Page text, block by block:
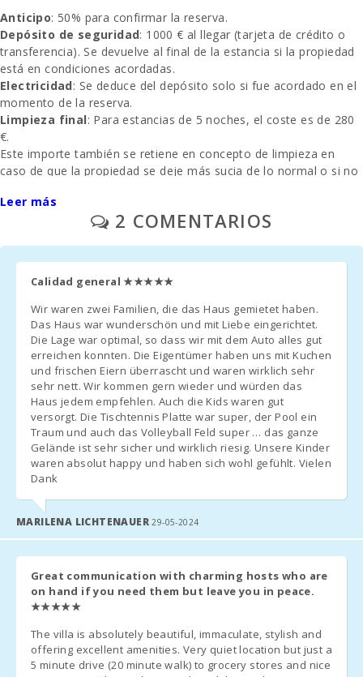
Playa de
Alcudia (km):
Cala Anguila
(km):
Playa Cala
Esmeralda
Playa Cala
Gran (km):
Playa Cala Sa
Nau (km):
Mondragó
(km):
Playa Cala
Tropicana
(km):
Playa Porto
Novo (km):
Playa Cala
Murada (km):
Playa S´Arenal
Porto Colom
(km):
Playa Cala
Brafi (km):
Playa Cala
Marsal (km):
Anticipo: 50% para confirmar la reserva.
Depósito de seguridad: 1000 € al llegar (tarjeta de crédito o
transferencia). Se devuelve al final de la estancia si la propiedad
está en condiciones acordadas.
Electricidad: Se deduce del depósito solo si fue acordado en el
momento de la reserva.
Limpieza final: Para estancias de 5 noches, el coste es de 280
€.
Este importe también se retiene en concepto de limpieza en
caso de que la propiedad se deje más sucia de lo normal o si no
casos, se descontará el coste correspondiente al trabajo
adicional de limpieza y gestión de residuos, y el importe restante
SERVICIOS Y EXTRAS
Aparcamiento : Disponible al aire libre o en garaje, sin reserva.
Cuna y silla alta: Incluidas sin coste (previa solicitud).
Segunda cuna: 20 € por día.
Cama extra: 38 € por día (disponible solo si se acordó antes).
Comisión por gestión son 6,3%.
INSTRUCCIONES DE LLEGADA
Confirmar horario de llegada : Contactar con la agencia antes
de la llegada para organizar la recogida de llaves.
Llaves en caja de seguridad si es posible, y cualquier pago
pendiente se abona al día siguiente.
Si no hay caja de seguridad, organizar llegada con la agencia;
se aplica un cargo adicional por llegada tardía.
Llegada después de las 23:00: Suplemento de 50 €.
Temporada baja : Horarios de entrada y salida flexibles;
contactar con la agencia.
IMPUESTO TURÍSTICO (ECOTASA)
Leer más
2 COMENTARIOS
Calidad general★★★★★
Wir waren zwei Familien, die das Haus gemietet haben.
Das Haus war wunderschön und mit Liebe eingerichtet.
Die Lage war optimal, so dass wir mit dem Auto alles gut
erreichen konnten. Die Eigentümer haben uns mit Kuchen
und frischen Eiern überrascht und waren wirklich sehr
sehr nett. Wir kommen gern wieder und würden das
Haus jedem empfehlen. Auch die Kids waren gut
versorgt. Die Tischtennis Platte war super, der Pool ein
Traum und auch das Volleyball Feld super … das ganze
Gelände ist sehr sicher und wirklich riesig. Unsere Kinder
waren absolut happy und haben sich wohl gefühlt. Vielen
Dank
MARILENA LICHTENAUER29-05-2024
Great communication with charming hosts who are
on hand if you need them but leave you in peace.
★★★★★
The villa is absolutely beautiful, immaculate, stylish and
offering excellent amenities. Very quiet location but just a
5 minute drive (20 minute walk) to grocery stores and nice